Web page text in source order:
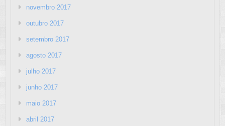
novembro 2017
outubro 2017
setembro 2017
agosto 2017
julho 2017
junho 2017
maio 2017
abril 2017